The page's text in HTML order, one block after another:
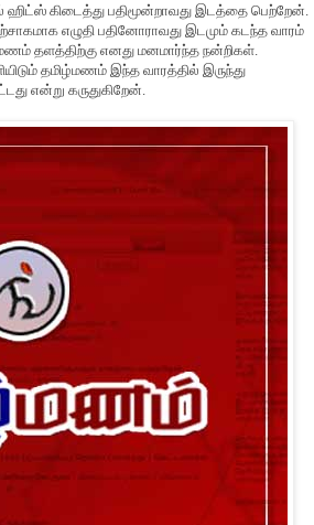
கிடைத்து பதிமூன்றாவது இடத்தை பெற்றேன்.
எழுதி பதினோராவது இடமும் கடந்த வாரம்
தளத்திற்கு எனது மனமார்ந்த நன்றிகள்.
தமிழ்மணம் இந்த வாரத்தில் இருந்து
என்று கருதுகிறேன்.